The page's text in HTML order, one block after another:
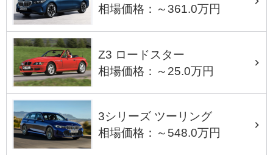
相場価格：～361.0万円
Z3 ロードスター
相場価格：～25.0万円
3シリーズ ツーリング
相場価格：～548.0万円